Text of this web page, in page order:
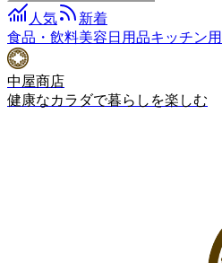
人気
新着
食品・飲料美容 日用品キッチン
中屋商店
健康なカラダで暮らしを楽しむ